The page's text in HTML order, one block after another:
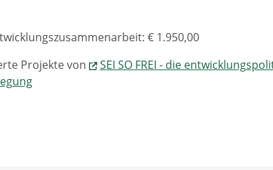
€ 1.950,00
Projekte von
SEI SO FREI - die